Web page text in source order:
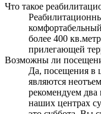
Что такое
более 400
прилегающей
Возможны ли
Да, посещения в
являются
рекомендуем
наших центрах